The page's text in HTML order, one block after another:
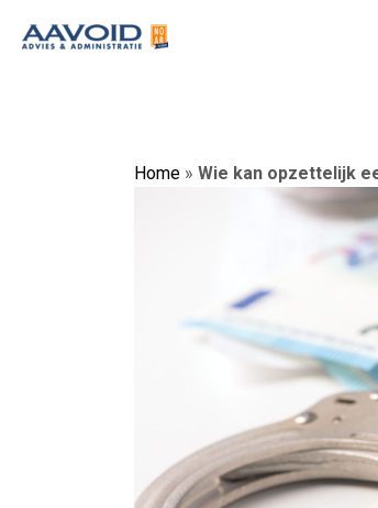
Home » Wie kan opzettelijk